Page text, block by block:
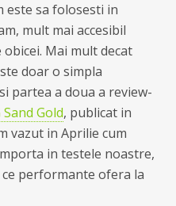
este sa folosesti in
mult mai accesibil
obicei. Mai mult decat
doar o simpla
partea a doua a review-
Gold, publicat in
vazut in Aprilie cum
in testele noastre,
performante ofera la